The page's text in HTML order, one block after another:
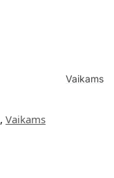
Vaikams
, Vaikams